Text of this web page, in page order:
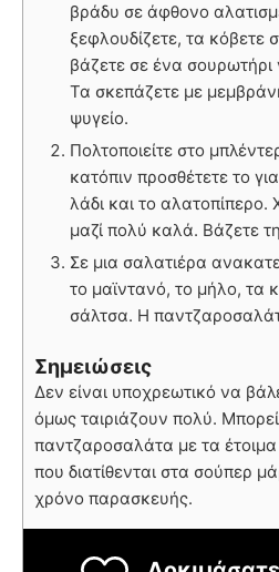
βράδυ σε άφθονο
ξεφλουδίζετε, τα κόβετε
βάζετε σε ένα
Τα σκεπάζετε με
ψυγείο.
Πολτοποιείτε στο
κατόπιν προσθέτετε το
λάδι και το
μαζί πολύ καλά. Βάζετε
Σε μια σαλατιέρα
το μαϊντανό, το μήλο, τα
σάλτσα. Η
Σημειώσεις
Δεν είναι υποχρεωτικό να
όμως ταιριάζουν πολύ.
παντζαροσαλάτα με τα
που διατίθενται στα σούπερ
χρόνο παρασκευής.